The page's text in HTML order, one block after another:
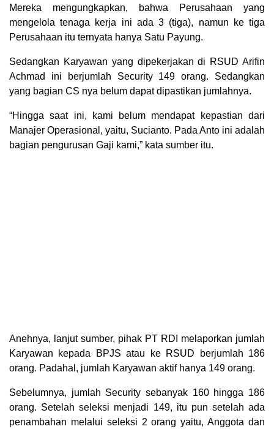
Mereka mengungkapkan, bahwa Perusahaan yang
mengelola tenaga kerja ini ada 3 (tiga), namun ke tiga
Perusahaan itu ternyata hanya Satu Payung.
Sedangkan Karyawan yang dipekerjakan di RSUD Arifin
Achmad ini berjumlah Security 149 orang. Sedangkan
yang bagian CS nya belum dapat dipastikan jumlahnya.
“Hingga saat ini, kami belum mendapat kepastian dari
Manajer Operasional, yaitu, Sucianto. Pada Anto ini adalah
bagian pengurusan Gaji kami,” kata sumber itu.
Anehnya, lanjut sumber, pihak PT RDI melaporkan jumlah
Karyawan kepada BPJS atau ke RSUD berjumlah 186
orang. Padahal, jumlah Karyawan aktif hanya 149 orang.
Sebelumnya, jumlah Security sebanyak 160 hingga 186
orang. Setelah seleksi menjadi 149, itu pun setelah ada
penambahan melalui seleksi 2 orang yaitu, Anggota dan